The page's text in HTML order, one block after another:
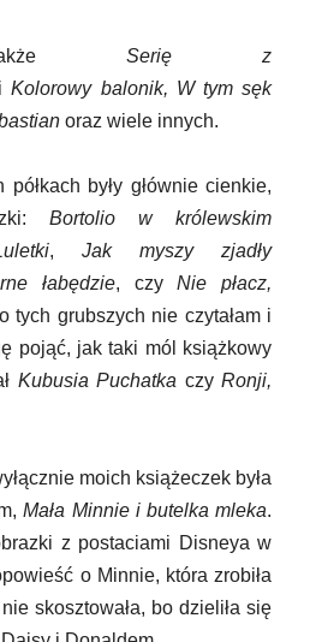
także Serię z
Kolorowy balonik, W tym sęk
oraz wiele innych.
były głównie cienkie,
Bortolio w królewskim
, Jak myszy zjadły
łabędzie, czyNie płacz,
tych grubszych nie czytałam i
pojąć, jak taki mól książkowy
Kubusia Puchatka czy Ronji,
moich książeczek była
Mała Minnie i butelka mleka.
z postaciami Disneya w
o Minnie, która zrobiła
skosztowała, bo dzieliła się